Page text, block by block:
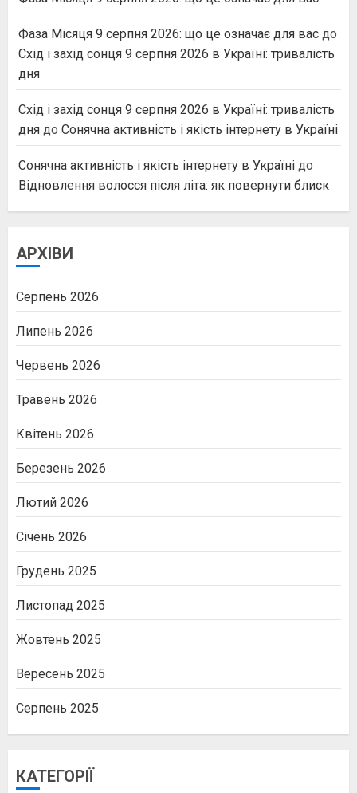
Фаза Місяця 9 серпня 2026: що це означає для вас до
Схід і захід сонця 9 серпня 2026 в Україні: тривалість
дня
Схід і захід сонця 9 серпня 2026 в Україні: тривалість
дня до Сонячна активність і якість інтернету в Україні
Сонячна активність і якість інтернету в Україні до
Відновлення волосся після літа: як повернути блиск
АРХІВИ
Серпень 2026
Липень 2026
Червень 2026
Травень 2026
Квітень 2026
Березень 2026
Лютий 2026
Січень 2026
Грудень 2025
Листопад 2025
Жовтень 2025
Вересень 2025
Серпень 2025
КАТЕГОРІЇ